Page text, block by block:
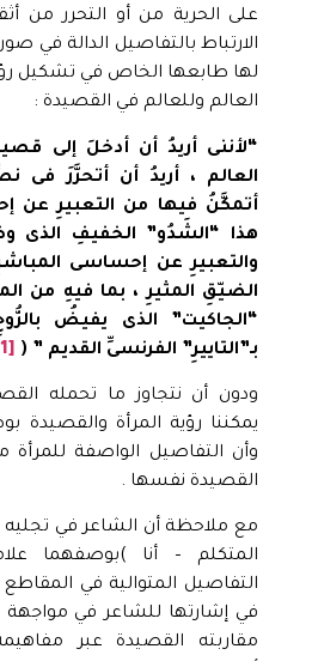
على الحرية من أو التحرر من
الارتباط بالتفاصيل الدالة في
لها طابعها الخاص في تشكيل
العالم وللعالم في القصيدة :
“لأننى أريدُ أن أدخلَ إلى
العالم ، أريدُ أن أتحرَّرَ فى
أتمكَّنُ فيها من التعبيرِ عن
هذا “الشَدُو” الخفيفِ الذى
والتعبيرِ عن إحساسى المباشرِ
الضيّقِ المثيرِ ، بما فيهِ من
“الجاكيت” الذى يفيضُ
بـ”التاييرِ” الفرنسىِّ القديم ” ( [11]
ودون أن نتجاوز ما تحمله
يمكننا رؤية المرأة والقصيدة
وأن التفاصيل الواصفة
القصيدة نفسها .
مع ملاحظة أن الشاعر في تجليه
المتكلم – أنا )بوصفهما
التفاصيل المتوالية في
في إشارتها للشاعر في مواجهة
مقاربته القصيدة عبر